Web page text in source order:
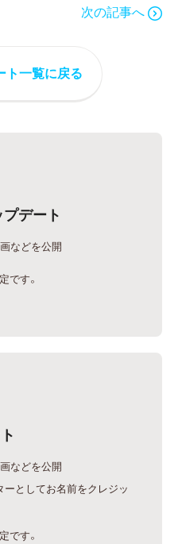
次の記事へ
ト一覧に戻る
デート
などを公開
です。
などを公開
としてお名前をクレジッ
です。